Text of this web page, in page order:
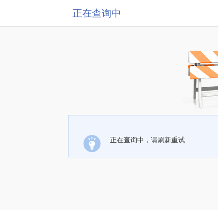
正在查询中
正在查询中，请刷新重试